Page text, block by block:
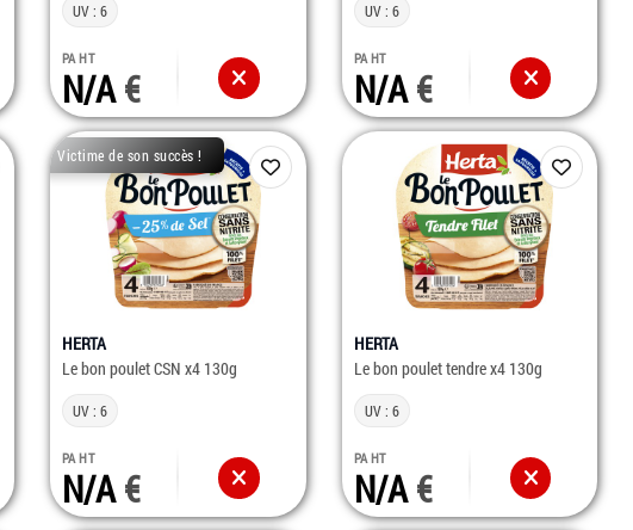
UV : 6
PA HT
N/A
UV : 6
PA HT
N/A
Victime de son succès !
HERTA
Le bon poulet CSN x4 130g
UV : 6
PA HT
N/A
HERTA
Le bon poulet tendre x4 130g
UV : 6
PA HT
N/A